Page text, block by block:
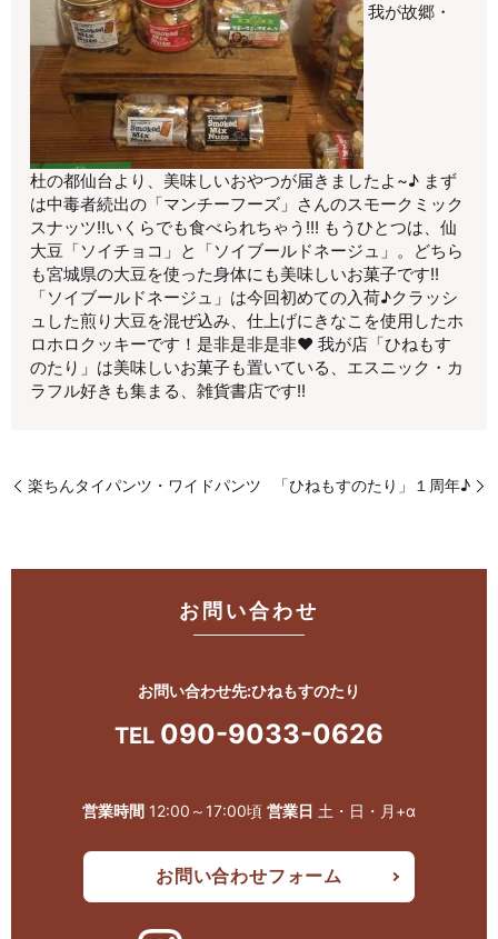
我が故郷・
杜の都仙台より、美味しいおやつが届きましたよ~♪ まず
は中毒者続出の「マンチーフーズ」さんのスモークミック
スナッツ!!いくらでも食べられちゃう!!! もうひとつは、仙
大豆「ソイチョコ」と「ソイブールドネージュ」。どちら
も宮城県の大豆を使った身体にも美味しいお菓子です!!
「ソイブールドネージュ」は今回初めての入荷♪クラッシ
ュした煎り大豆を混ぜ込み、仕上げにきなこを使用したホ
ロホロクッキーです！是非是非是非♥ 我が店「ひねもす
のたり」は美味しいお菓子も置いている、エスニック・カ
ラフル好きも集まる、雑貨書店です!!
楽ちんタイパンツ・ワイドパンツ 「ひねもすのたり」１周年♪
お問い合わせ
お問い合わせ先:ひねもすのたり
TEL 090-9033-0626
営業時間 12:00～17:00頃 営業日 土・日・月+α
お問い合わせフォーム